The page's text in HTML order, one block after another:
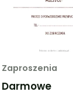
Zaproszenia
Darmowe